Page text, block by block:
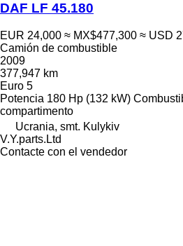
DAF LF 45.180
EUR 24,000 ≈ MX$477,300 ≈ USD
Camión de combustible
2009
377,947 km
Euro 5
Potencia 180 Hp (132 kW)
compartimento
Ucrania, smt. Kulykiv
V.Y.parts.Ltd
Contacte con el vendedor